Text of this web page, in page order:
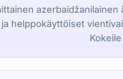
helppokäyttöiset